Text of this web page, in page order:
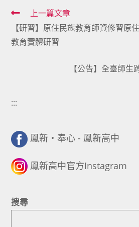
Read
more
articles
上一篇文章
【研習】原住民族教育師資修習原
教育實體研習
【公告】全臺師
:::
鳳新・奉心 - 鳳新高中
鳳新高中官方Instagram
搜尋